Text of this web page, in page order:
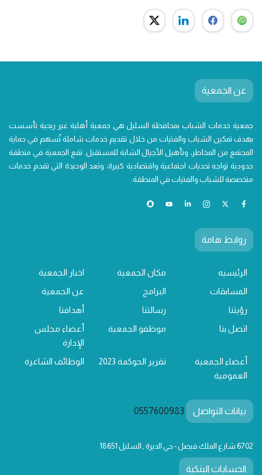
عن الجمعية
جمعية خدمات الشباب بمحافظة السليل هي جمعية أهلية غير ربحية تأسست
بهدف تمكين الشباب والفتيات من خلال تقديم خدمات شاملة تُسهم في حماية
المجتمع من المخاطر، وتأهيل الأجيال الشابة للمستقبل. تقع الجمعية في منطقة
حدودية تواجه تحديات اجتماعية واقتصادية كبيرة، وتعد الوحيدة التي تقدم خدمات
متخصصة للشباب والفتيات في المنطقة.
روابط هامة
الرئيسيه مكان الجمعية
اخبار الجمعية
المسابقات
البرامج
عن الجمعية
رؤيتنا
رسالتنا
أهدافنا
اتصل بنا
موظفو الجمعية
أعضاء مجلس
الإدارة
أعضاء الجمعية
العمومية
تقرير الحوكمة 2023 الوظائف الشاغرة
بيانات التواصل 0557600983
6702 شارع الملك فيصل - حي الديرة , السليل 18651
الحسابات البنكية